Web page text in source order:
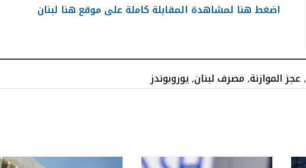
اضغط هنا لمشاهدة المقابلة كاملة على موقع هنا لبنان
,عجز الموازنة,مصرف لبنان,يوروبوندز